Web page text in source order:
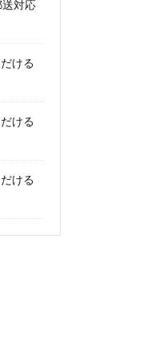
対応
ける
ける
ける